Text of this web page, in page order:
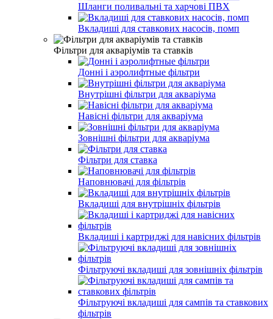
Шланги поливальні та харчові ПВХ
Вкладиші для ставкових насосів, помп
Фільтри для акваріумів та ставків
Донні і аэролифтные фільтри
Внутрішні фільтри для акваріума
Навісні фільтри для акваріума
Зовнішні фільтри для акваріума
Фільтри для ставка
Наповнювачі для фільтрів
Вкладиші для внутрішніх фільтрів
Вкладиші і картриджі для навісних фільтрів
Фільтруючі вкладиші для зовнішніх фільтрів
Фільтруючі вкладиші для сампів та ставкових
фільтрів